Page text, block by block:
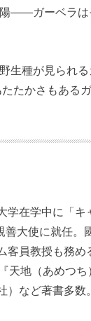
――ガーベラは
生種が見られ
たかさもある
学在学中に「
大使に就任。
客員教授も務
天地（あめつち
）など著書多数。